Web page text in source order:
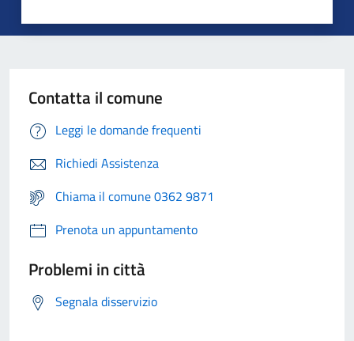
Contatta il comune
Leggi le domande frequenti
Richiedi Assistenza
Chiama il comune 0362 9871
Prenota un appuntamento
Problemi in città
Segnala disservizio